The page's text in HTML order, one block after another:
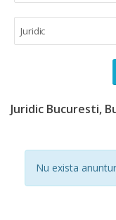
Juridic
Juridic Bucuresti,
Nu exista